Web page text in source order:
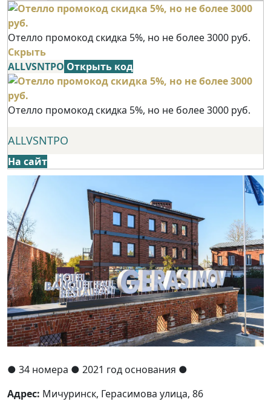
Отелло промокод скидка 5%, но не более 3000 руб.
Скрыть
ALLVSNTPO Открыть код
Отелло промокод скидка 5%, но не более 3000 руб.
ALLVSNTPO
На сайт
● 34 номера ● 2021 год основания ●
Адрес: Мичуринск, Герасимова улица, 86